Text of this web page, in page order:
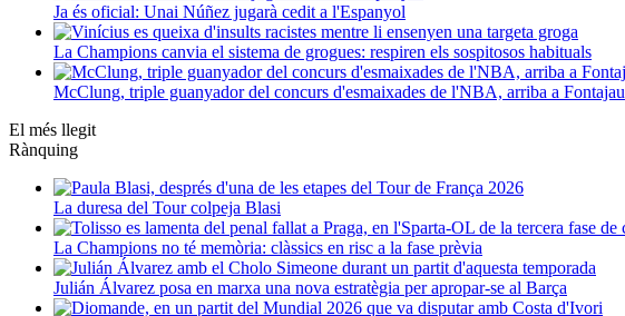
Ja és oficial: Unai Núñez jugarà cedit a l'Espanyol
La Champions canvia el sistema de grogues: respiren els sospitosos habituals
McClung, triple guanyador del concurs d'esmaixades de l'NBA, arriba a Fontajau
El més llegit
Rànquing
La duresa del Tour colpeja Blasi
La Champions no té memòria: clàssics en risc a la fase prèvia
Julián Álvarez posa en marxa una nova estratègia per apropar-se al Barça